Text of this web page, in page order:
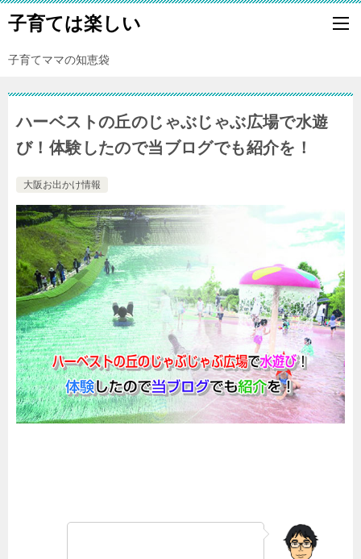
子育ては楽しい
子育てママの知恵袋
ハーベストの丘のじゃぶじゃぶ広場で水遊
び！体験したので当ブログでも紹介を！
大阪お出かけ情報